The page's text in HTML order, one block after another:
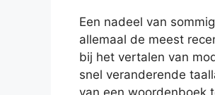
Een nadeel van
allemaal de meest
bij het vertalen van
snel veranderende
van een woordenboek